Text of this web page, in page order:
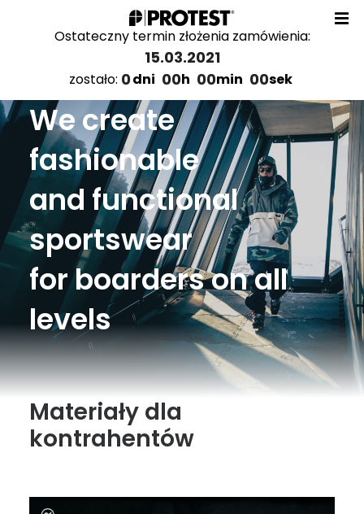
Ostateczny termin złożenia zamówienia:
15.03.2021
zostało: 0dni 00h 00min 00sek
Katalogi
Kolekcje
Zamówienie
We create
fashionable
and functional
sportswear
for boarders on all
levels
Materiały dla
kontrahentów